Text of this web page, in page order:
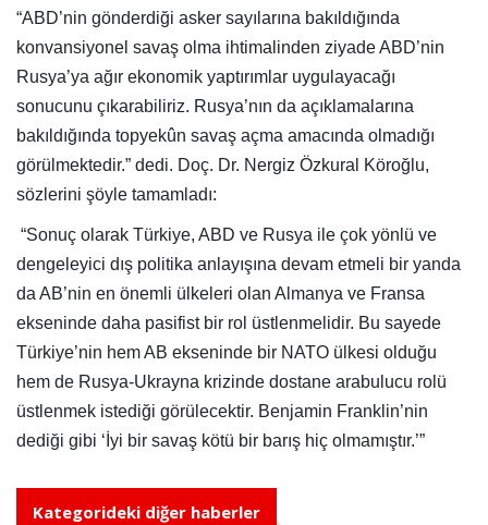
“ABD’nin gönderdiği asker sayılarına bakıldığında
konvansiyonel savaş olma ihtimalinden ziyade ABD’nin
Rusya’ya ağır ekonomik yaptırımlar uygulayacağı
sonucunu çıkarabiliriz. Rusya’nın da açıklamalarına
bakıldığında topyekûn savaş açma amacında olmadığı
görülmektedir.” dedi. Doç. Dr. Nergiz Özkural Köroğlu,
sözlerini şöyle tamamladı:
“Sonuç olarak Türkiye, ABD ve Rusya ile çok yönlü ve
dengeleyici dış politika anlayışına devam etmeli bir yanda
da AB’nin en önemli ülkeleri olan Almanya ve Fransa
ekseninde daha pasifist bir rol üstlenmelidir. Bu sayede
Türkiye’nin hem AB ekseninde bir NATO ülkesi olduğu
hem de Rusya-Ukrayna krizinde dostane arabulucu rolü
üstlenmek istediği görülecektir. Benjamin Franklin’nin
dediği gibi ‘İyi bir savaş kötü bir barış hiç olmamıştır.’”
Kategorideki diğer haberler